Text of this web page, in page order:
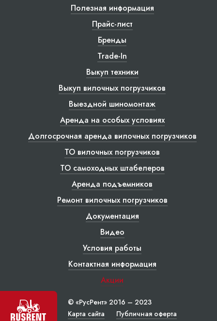
Полезная информация
Прайс-лист
Бренды
Trade-In
Выкуп техники
Выкуп вилочных погрузчиков
Выездной шиномонтаж
Аренда на особых условиях
Долгосрочная аренда вилочных погрузчиков
ТО вилочных погрузчиков
ТО самоходных штабелеров
Аренда подъемников
Ремонт вилочных погрузчиков
Документация
Видео
Условия работы
Контактная информация
Акции
© «РусРент» 2016 – 2023
Карта сайта
Публичная оферта